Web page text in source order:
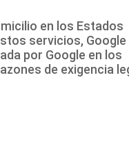
en los Estados
servicios,
por Google en los
de exigencia